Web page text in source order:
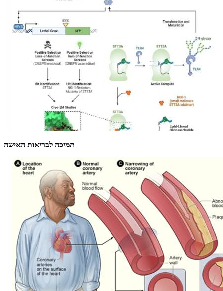
תמיכה לבריאות האישה